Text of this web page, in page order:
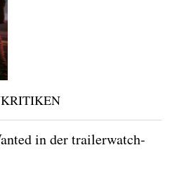
in der trailerwatch-